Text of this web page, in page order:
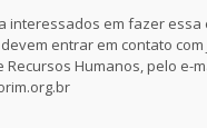
interessados em fazer essa
entrar em contato com
Recursos Humanos, pelo e-